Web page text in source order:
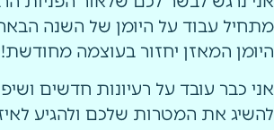
היומן המאזן יחזור בעוצמה מחודשת!
אני כבר עובד על רעיונות חדשים
להשיג את המטרות שלכם ולהגיע